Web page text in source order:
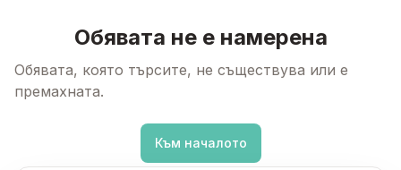
Обявата не е намерена
Обявата, която търсите, не съществува или е
премахната.
Към началото